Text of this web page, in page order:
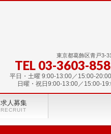
東京都葛飾区青戸3-
TEL 03-3603-
平日・土曜 9:00-13:00／15:00-
日曜・祝日9:00-13:00／15:00-
求人募集
RECRUIT